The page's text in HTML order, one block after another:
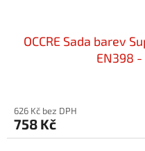
OCCRE Sada barev
EN398
626 Kč bez DPH
758 Kč